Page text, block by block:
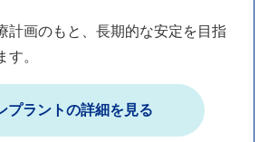
計画のもと、長期的な安定を目指
す。
プラントの詳細を見る​